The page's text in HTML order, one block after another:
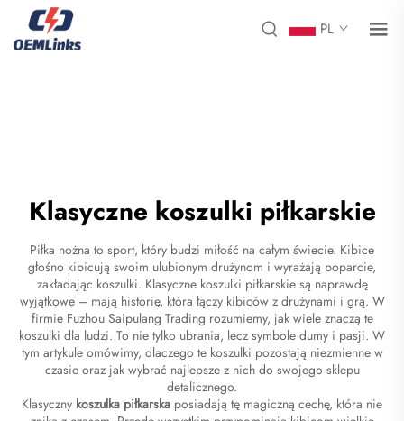
PL
Klasyczne koszulki piłkarskie
Piłka nożna to sport, który budzi miłość na całym świecie. Kibice
głośno kibicują swoim ulubionym drużynom i wyrażają poparcie,
zakładając koszulki. Klasyczne koszulki piłkarskie są naprawdę
wyjątkowe – mają historię, która łączy kibiców z drużynami i grą. W
firmie Fuzhou Saipulang Trading rozumiemy, jak wiele znaczą te
koszulki dla ludzi. To nie tylko ubrania, lecz symbole dumy i pasji. W
tym artykule omówimy, dlaczego te koszulki pozostają niezmienne w
czasie oraz jak wybrać najlepsze z nich do swojego sklepu
detalicznego.
Klasyczny koszulka piłkarska posiadają tę magiczną cechę, która nie